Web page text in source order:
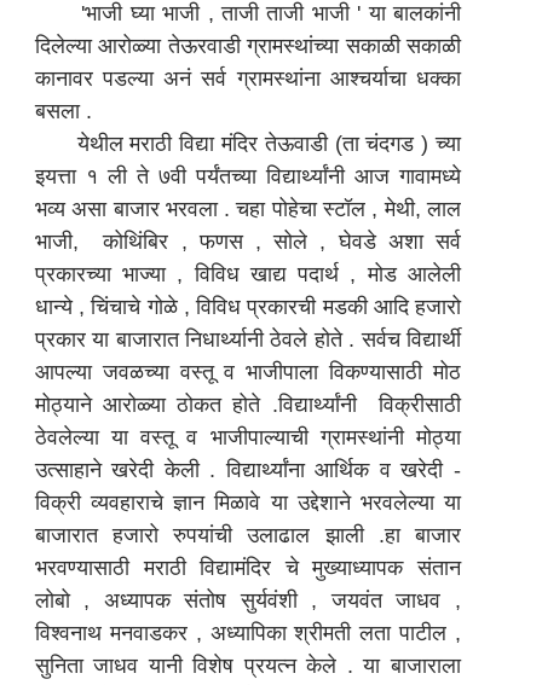
'भाजी घ्या भाजी , ताजी ताजी भाजी ' या बालकांनी
दिलेल्या आरोळ्या तेऊरवाडी ग्रामस्थांच्या सकाळी सकाळी
कानावर पडल्या अनं सर्व ग्रामस्थांना आश्चर्याचा धक्का
बसला .
येथील मराठी विद्या मंदिर तेऊवाडी (ता चंदगड ) च्या
इयत्ता १ ली ते ७वी पर्यंतच्या विद्यार्थ्यांनी आज गावामध्ये
भव्य असा बाजार भरवला . चहा पोहेचा स्टॉल , मेथी, लाल
भाजी, कोथिंबिर , फणस , सोले , घेवडे अशा सर्व
प्रकारच्या भाज्या , विविध खाद्य पदार्थ , मोड आलेली
धान्ये , चिंचाचे गोळे , विविध प्रकारची मडकी आदि हजारो
प्रकार या बाजारात निधार्थ्यानी ठेवले होते . सर्वच विद्यार्थी
आपल्या जवळच्या वस्तू व भाजीपाला विकण्यासाठी मोठ
मोठ्याने आरोळ्या ठोकत होते .विद्यार्थ्यांनी विक्रीसाठी
ठेवलेल्या या वस्तू व भाजीपाल्याची ग्रामस्थांनी मोठ्या
उत्साहाने खरेदी केली . विद्यार्थ्यांना आर्थिक व खरेदी -
विक्री व्यवहाराचे ज्ञान मिळावे या उद्देशाने भरवलेल्या या
बाजारात हजारो रुपयांची उलाढाल झाली .हा बाजार
भरवण्यासाठी मराठी विद्यामंदिर चे मुख्याध्यापक संतान
लोबो , अध्यापक संतोष सुर्यवंशी , जयवंत जाधव ,
विश्वनाथ मनवाडकर , अध्यापिका श्रीमती लता पाटील ,
सुनिता जाधव यानी विशेष प्रयत्न केले . या बाजाराला